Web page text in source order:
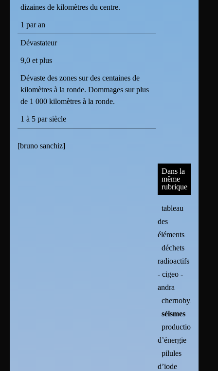
dizaines de kilomètres du centre.
1 par an
Dévastateur
9,0 et plus
Dévaste des zones sur des centaines de
kilomètres à la ronde. Dommages sur plus
de 1 000 kilomètres à la ronde.
1 à 5 par siècle
[bruno sanchiz]
Dans la
même
rubrique
tableau
des
éléments
déchets
radioactifs
- cigeo -
andra
chernobyl
séismes
production
d’énergie
pilules
d’iode